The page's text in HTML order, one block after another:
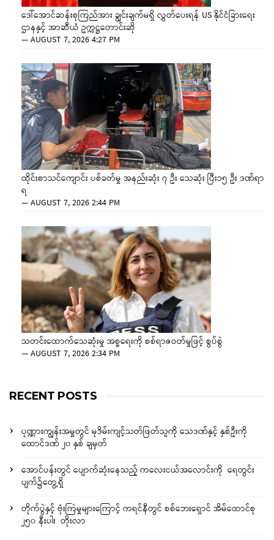
ဒေါ်အောင်ဆန်းစုကြည်အား ချွင်းချက်မရှိ လွှတ်ပေးရန် US နိုင်ငံခြားရေး
ဌာနနှင့် အာဆီယံ ဥက္ကဋ္ဌတောင်းဆို
—AUGUST 7, 2026 4:27 PM
ထိုင်းစာသင်ကျောင်း ပစ်ခတ်မှု အနည်းဆုံး ၇ ဦး သေဆုံး ပြီး၁၅ ဦး ဒဏ်ရာ
ရ
—AUGUST 7, 2026 2:44 PM
သတင်းထောက်သေဆုံးမှု အစ္စရေးကို စစ်ရာဇဝတ်မှုဖြင့် စွပ်စွဲ
—AUGUST 7, 2026 2:34 PM
RECENT POSTS
ပုဏ္ဏားကျွန်းအမှုတွင် မုဒိမ်းကျင့်သတ်ဖြတ်သူကို သေဒဏ်နှင့် နှစ်ဦးကို
ထောင်ဒဏ် ၂၀ နှစ် ချမှတ်
အောင်ပန်းတွင် ပျောက်ဆုံးနေသည့် ကလေးငယ်အလောင်းကို ရေတွင်း
ပျက်၌တွေ့ရှိ
တိုက်ပွဲနှင့် ဗုံးကြဲမှုများကြောင့် ကရင်နီတွင် စစ်ဘေးရှောင် အိမ်ထောင်စု
၂၅၀ နီးပါး တိုးလာ